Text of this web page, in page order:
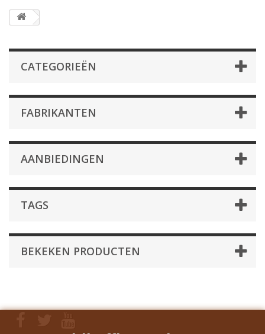
CATEGORIEËN
FABRIKANTEN
AANBIEDINGEN
TAGS
BEKEKEN PRODUCTEN